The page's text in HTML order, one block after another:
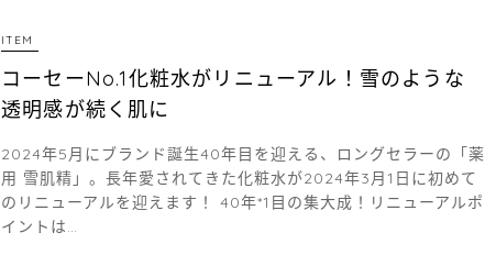
ITEM
コーセーNo.1化粧水がリニューアル！雪のような
透明感が続く肌に
2024年5月にブランド誕生40年目を迎える、ロングセラーの「薬
用 雪肌精」。長年愛されてきた化粧水が2024年3月1日に初めて
のリニューアルを迎えます！ 40年*1目の集大成！リニューアルポ
イントは…